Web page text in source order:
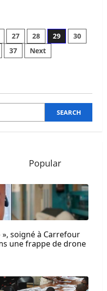
27 28 29
30
37 Next
SEARCH
Popular
», soigné à Carrefour
une frappe de drone